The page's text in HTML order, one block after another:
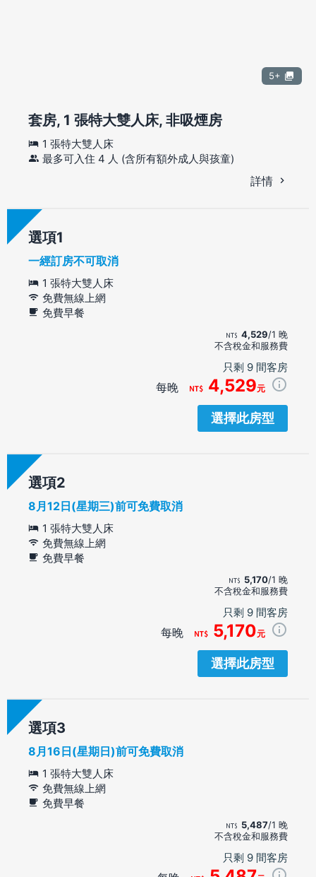
5+
套房, 1 張特大雙人床, 非吸煙房
1 張特大雙人床
最多可入住 4 人 (含所有額外成人與孩童)
詳情
選項
一經訂房不可取消
1 張特大雙人床
免費無線上網
免費早餐
4,529/1 晚
不含稅金和服務費
只剩 9 間客房
每晚 4,529元
選擇此房型
選項
8月12日(星期三)前可免費取消
1 張特大雙人床
免費無線上網
免費早餐
5,170/1 晚
不含稅金和服務費
只剩 9 間客房
每晚 5,170元
選擇此房型
選項
8月16日(星期日)前可免費取消
1 張特大雙人床
免費無線上網
免費早餐
5,487/1 晚
不含稅金和服務費
只剩 9 間客房